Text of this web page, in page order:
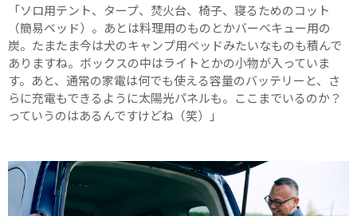
「ソロ用テント、タープ、焚火台、椅子、寝るためのコット
（簡易ベッド）。あとは料理用のものとかバーベキュー用の
炭。たまたま今は犬のキャンプ用ベッドみたいなものも積んで
ありますね。ボックスの中はライトとかの小物が入っていま
す。あと、通常の家電は何でも使える容量のバッテリーと、さ
らに充電もできるように太陽光パネルも。ここまでいるのか？
っていうのはあるんですけどね（笑）」